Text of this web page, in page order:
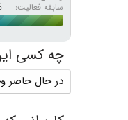
سابقه فعالیت:
چه کسی
در حال حاضر وجود دارد 0 اعضایی که این